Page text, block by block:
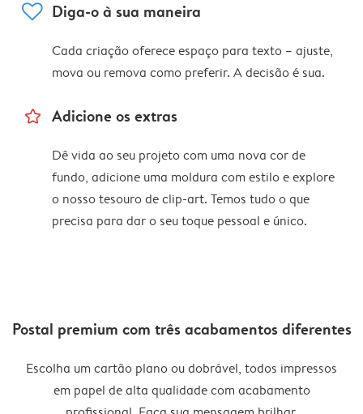
heart Diga-o à sua maneira
Cada criação oferece espaço para texto – ajuste,
mova ou remova como preferir. A decisão é sua.
star_outline Adicione os extras
Dê vida ao seu projeto com uma nova cor de
fundo, adicione uma moldura com estilo e explore
o nosso tesouro de clip-art. Temos tudo o que
precisa para dar o seu toque pessoal e único.
Postal premium com três acabamentos diferentes
Escolha um cartão plano ou dobrável, todos impressos
em papel de alta qualidade com acabamento